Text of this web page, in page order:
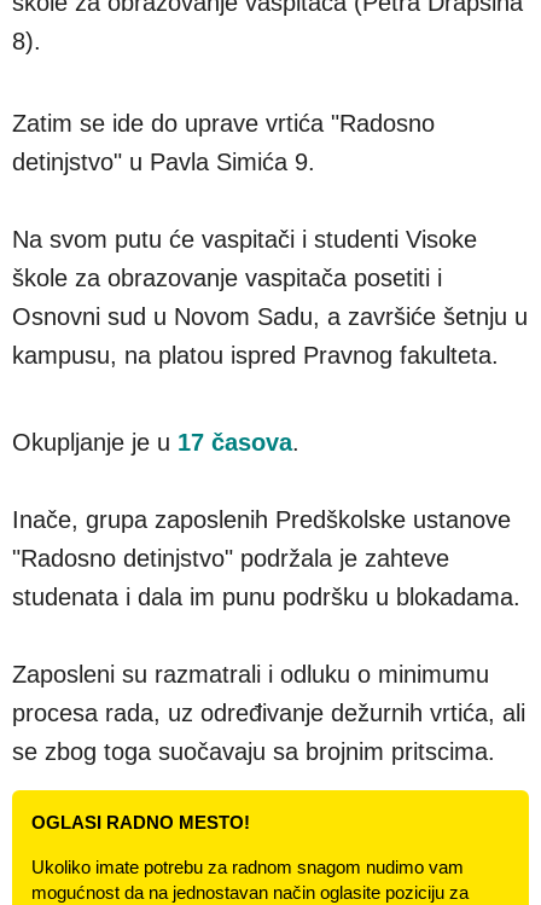
8).
Zatim se ide do uprave vrtića "Radosno
detinjstvo" u Pavla Simića 9.
Na svom putu će vaspitači i studenti Visoke
škole za obrazovanje vaspitača posetiti i
Osnovni sud u Novom Sadu, a završiće šetnju u
kampusu, na platou ispred Pravnog fakulteta.
Okupljanje je u 17 časova.
Inače, grupa zaposlenih Predškolske ustanove
"Radosno detinjstvo" podržala je zahteve
studenata i dala im punu podršku u blokadama.
Zaposleni su razmatrali i odluku o minimumu
procesa rada, uz određivanje dežurnih vrtića, ali
se zbog toga suočavaju sa brojnim pritscima.
OGLASI RADNO MESTO!
Ukoliko imate potrebu za radnom snagom nudimo vam
mogućnost da na jednostavan način oglasite poziciju za